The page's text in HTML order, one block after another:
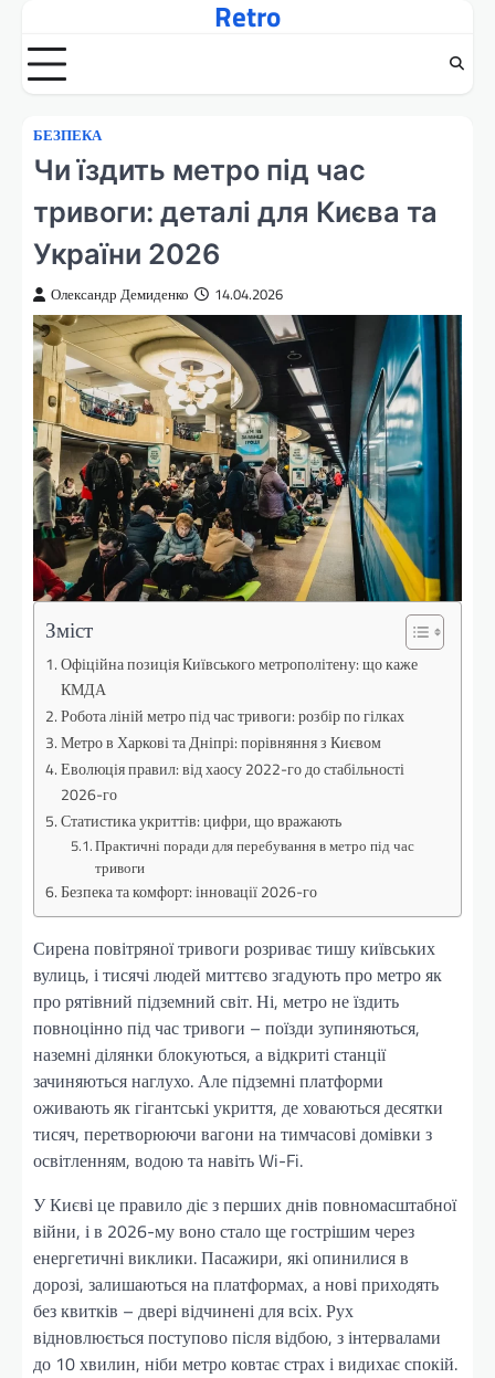
вмісту
Retro
БЕЗПЕКА
Чи їздить метро під час
тривоги: деталі для Києва та
України 2026
Олександр Демиденко 14.04.2026
Зміст
Офіційна позиція Київського метрополітену: що каже
КМДА
Робота ліній метро під час тривоги: розбір по гілках
Метро в Харкові та Дніпрі: порівняння з Києвом
Еволюція правил: від хаосу 2022-го до стабільності
2026-го
Статистика укриттів: цифри, що вражають
Практичні поради для перебування в метро під час
тривоги
Безпека та комфорт: інновації 2026-го
Сирена повітряної тривоги розриває тишу київських
вулиць, і тисячі людей миттєво згадують про метро як
про рятівний підземний світ. Ні, метро не їздить
повноцінно під час тривоги – поїзди зупиняються,
наземні ділянки блокуються, а відкриті станції
зачиняються наглухо. Але підземні платформи
оживають як гігантські укриття, де ховаються десятки
тисяч, перетворюючи вагони на тимчасові домівки з
освітленням, водою та навіть Wi-Fi.
У Києві це правило діє з перших днів повномасштабної
війни, і в 2026-му воно стало ще гострішим через
енергетичні виклики. Пасажири, які опинилися в
дорозі, залишаються на платформах, а нові приходять
без квитків – двері відчинені для всіх. Рух
відновлюється поступово після відбою, з інтервалами
до 10 хвилин, ніби метро ковтає страх і видихає спокій.